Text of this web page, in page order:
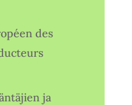
des
ja